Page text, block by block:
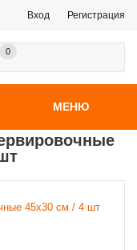
Вход Регистрация
МЕНЮ
0